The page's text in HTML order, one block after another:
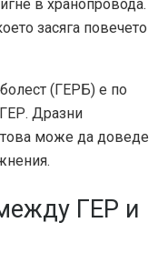
в хранопровода.
засяга повечето
(ГЕРБ) е по
Дразни
може да доведе
ГЕР и